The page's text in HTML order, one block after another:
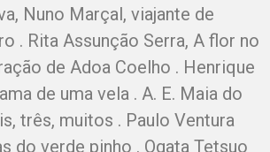
Nuno Marçal, viajante de
. Rita Assunção Serra, A flor no
de Adoa Coelho . Henrique
de uma vela . A. E. Maia do
três, muitos . Paulo Ventura
do verde pinho . Ogata Tetsuo